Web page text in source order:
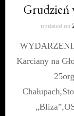
Grudzień
updated on
Karciany na